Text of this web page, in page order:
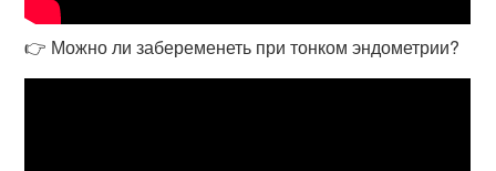
👉 Можно ли забеременеть при тонком эндометрии?